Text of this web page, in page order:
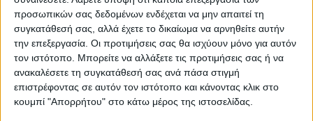
προσωπικών σας δεδομένων ενδέχεται να μην απαιτεί τη
συγκατάθεσή σας, αλλά έχετε το δικαίωμα να αρνηθείτε αυτήν
την επεξεργασία. Οι προτιμήσεις σας θα ισχύουν μόνο για αυτόν
τον ιστότοπο. Μπορείτε να αλλάξετε τις προτιμήσεις σας ή να
ανακαλέσετε τη συγκατάθεσή σας ανά πάσα στιγμή
επιστρέφοντας σε αυτόν τον ιστότοπο και κάνοντας κλικ στο
κουμπί "Απορρήτου" στο κάτω μέρος της ιστοσελίδας.